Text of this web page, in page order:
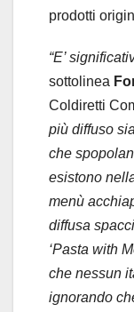
prodotti
“E’
sottolinea
Coldiretti
più diffuso
che
esistono
menù
diffusa
‘Pasta with
che nessun
ignorando